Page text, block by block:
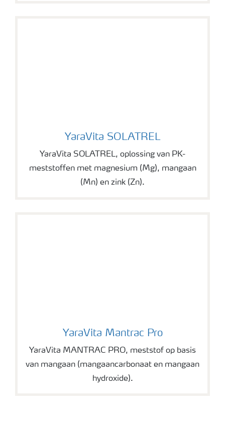
YaraVita SOLATREL
YaraVita SOLATREL, oplossing van PK-
meststoffen met magnesium (Mg), mangaan
(Mn) en zink (Zn).
YaraVita Mantrac Pro
YaraVita MANTRAC PRO, meststof op basis
van mangaan (mangaancarbonaat en mangaan
hydroxide).